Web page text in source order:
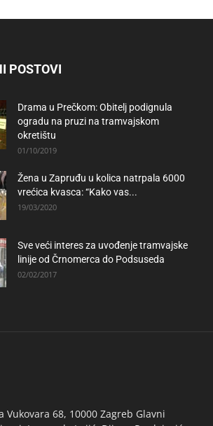
POSTOVI
Drama u Prečkom: Obitelj podignula
ogradu na pruzi na tramvajskom
okretištu
01/10/2019
Žena u Zapruđu u kolica natrpala 6000
vrećica kvasca: “Kako vas...
19/03/2020
Sve veći interes za uvođenje tramvajske
linije od Črnomerca do Podsuseda
02/02/2017
68, 10000 Zagreb Glavni